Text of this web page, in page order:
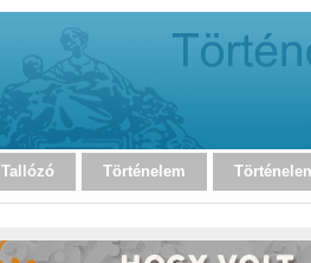
Tallózó Történelem